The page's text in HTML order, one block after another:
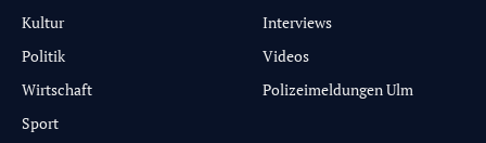
Kultur
Politik
Wirtschaft
Sport
Interviews
Videos
Polizeimeldungen Ulm